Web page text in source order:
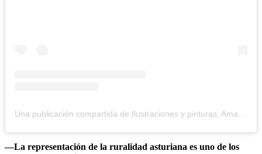
—La representación de la ruralidad asturiana es uno de los